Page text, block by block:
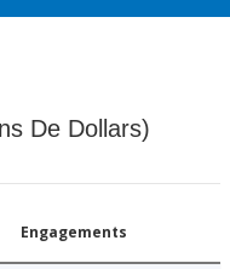
De Dollars)
Engagements